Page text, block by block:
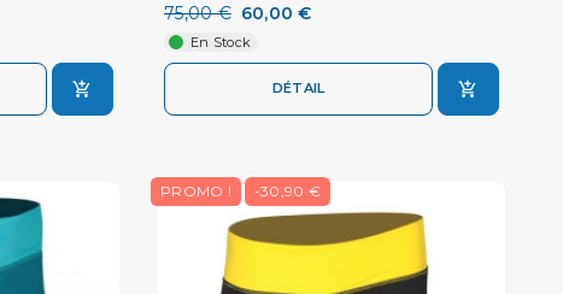
75,00 € 60,00 €
En Stock
DÉTAIL
PROMO ! -30,90 €